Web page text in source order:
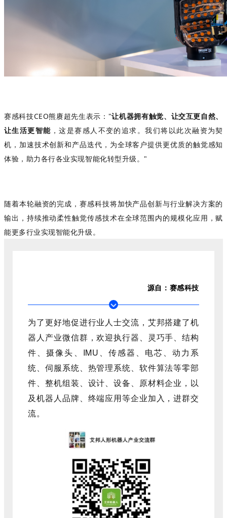
赛感科技CEO熊赓超先生表示："让机器拥有触觉、让交互更自然、
让生活更智能 ，这是赛感人不变的追求。我们将以此次融资为契
机， 加速技术创新和产品迭代，为全球客户提供更优质的触觉感知
体验，助力各行各业实现智能化转型升级。"
随着本轮融资的完成，赛感科技将加快产品创新与行业解决方案的
输出，持续推动柔性触觉传感技术在全球范围内的规模化应用，赋
能更多行业实现智能化升级。
源自：赛感科技
为了更好地促进行业人士交流，艾邦搭建了机
器人产业微信群，欢迎执行器、灵巧手、结构
件、摄像头、IMU、传感器、电芯、动力系
统、伺服系统、热管理系统、软件算法等零部
件、整机组装、设计、设备、原材料企业，以
及机器人品牌、终端应用等企业加入，进群交
流。